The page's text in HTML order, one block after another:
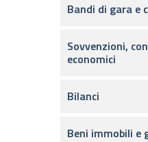
Bandi di gara e
Sovvenzioni,
economici
Bilanci
Beni immobili e